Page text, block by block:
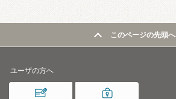
このページの先頭へ
ユーザの方へ